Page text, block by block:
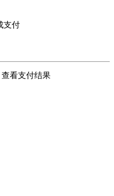
支付
查看支付结果